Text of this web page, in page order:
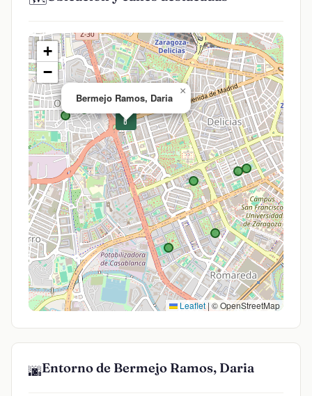
💊
Bermejo Ramos, Daria
×
+
−
Leaflet | © OpenStreetMap
🌆Entorno de Bermejo Ramos, Daria